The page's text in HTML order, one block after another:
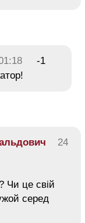
-1
24
Чи це свій
серед